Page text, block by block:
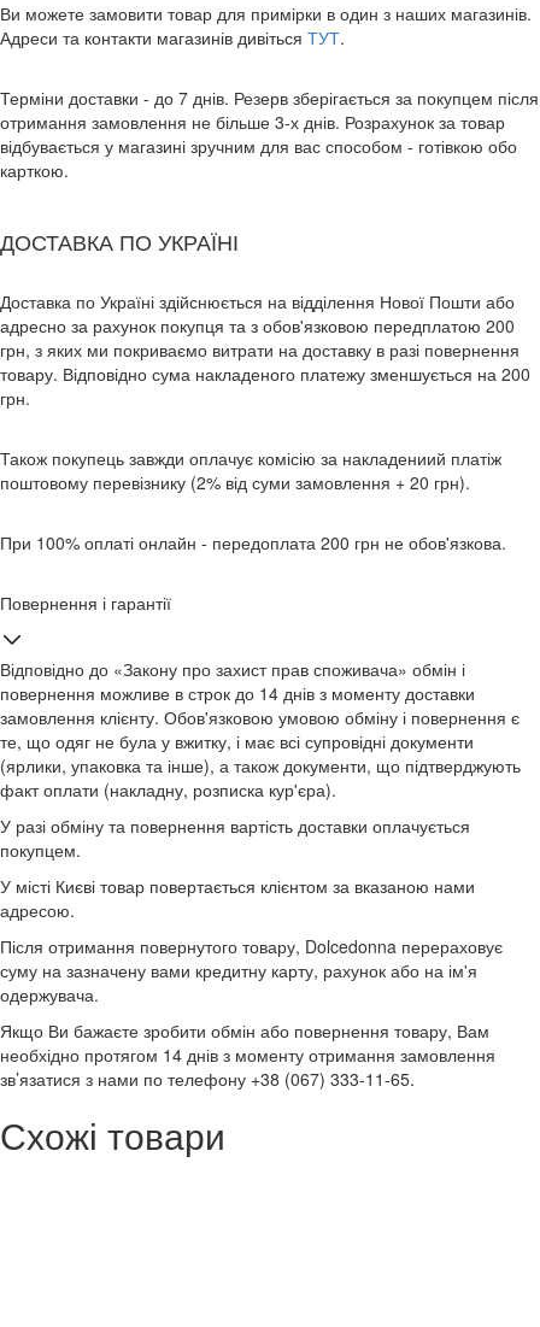
Ви можете замовити товар для примірки в один з наших магазинів.
Адреси та контакти магазинів дивіться ТУТ.
Терміни доставки - до 7 днів. Резерв зберігається за покупцем після
отримання замовлення не більше 3-х днів. Розрахунок за товар
відбувається у магазині зручним для вас способом - готівкою обо
карткою.
ДОСТАВКА ПО УКРАЇНІ
Доставка по Україні здійснюється на відділення Нової Пошти або
адресно за рахунок покупця та з обов'язковою передплатою 200
грн, з яких ми покриваємо витрати на доставку в разі повернення
товару. Відповідно сума накладеного платежу зменшується на 200
грн.
Також покупець завжди оплачує комісію за накладениий платіж
поштовому перевізнику (2% від суми замовлення + 20 грн).
При 100% оплаті онлайн - передоплата 200 грн не обов'язкова.
Повернення і гарантії
Відповідно до «Закону про захист прав споживача» обмін і
повернення можливе в строк до 14 днів з моменту доставки
замовлення клієнту. Обов'язковою умовою обміну і повернення є
те, що одяг не була у вжитку, і має всі супровідні документи
(ярлики, упаковка та інше), а також документи, що підтверджують
факт оплати (накладну, розписка кур'єра).
У разі обміну та повернення вартість доставки оплачується
покупцем.
У місті Києві товар повертається клієнтом за вказаною нами
адресою.
Після отримання повернутого товару, Dolcedonna перераховує
суму на зазначену вами кредитну карту, рахунок або на ім'я
одержувача.
Якщо Ви бажаєте зробити обмін або повернення товару, Вам
необхідно протягом 14 днів з моменту отримання замовлення
зв’язатися з нами по телефону +38 (067) 333-11-65.
Схожі товари